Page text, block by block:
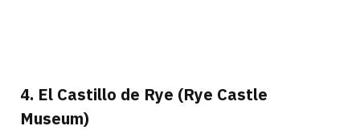
4. El Castillo de Rye (Rye Castle
Museum)